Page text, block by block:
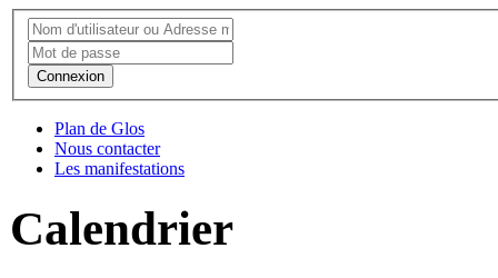
Connexion
Plan de Glos
Nous contacter
Les manifestations
Calendrier